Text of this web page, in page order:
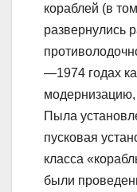
кораблей (в
развернулись
—1974 годах
модернизацию,
Пыла
пусковая
класса
были